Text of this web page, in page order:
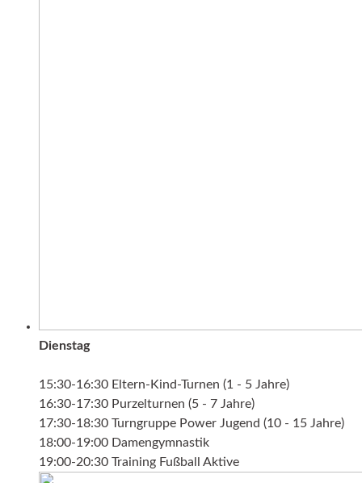
Dienstag
15:30-16:30 Eltern-Kind-Turnen (1 - 5 Jahre)
16:30-17:30 Purzelturnen (5 - 7 Jahre)
17:30-18:30 Turngruppe Power Jugend (10 - 15 Jahre)
18:00-19:00 Damengymnastik
19:00-20:30 Training Fußball Aktive